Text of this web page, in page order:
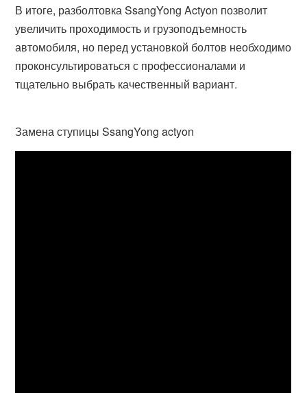
В итоге, разболтовка SsangYong Actyon позволит
увеличить проходимость и грузоподъемность
автомобиля, но перед установкой болтов необходимо
проконсультироваться с профессионалами и
тщательно выбрать качественный вариант.
Замена ступицы SsangYong actyon